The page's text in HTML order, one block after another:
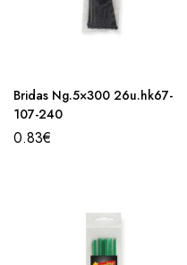
Bridas Ng.5×300 26u.hk67-
107-240
0.83€